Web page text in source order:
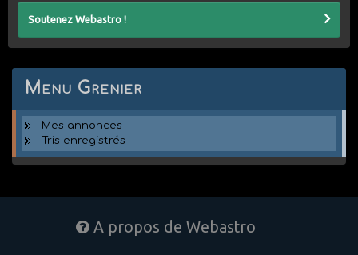
Soutenez Webastro !
Menu Grenier
Mes annonces
Tris enregistrés
A propos de Webastro